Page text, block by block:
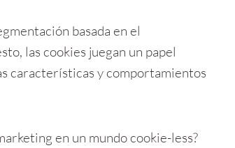
basada en el
las cookies juegan un papel
características y comportamientos
en un mundo cookie-less?